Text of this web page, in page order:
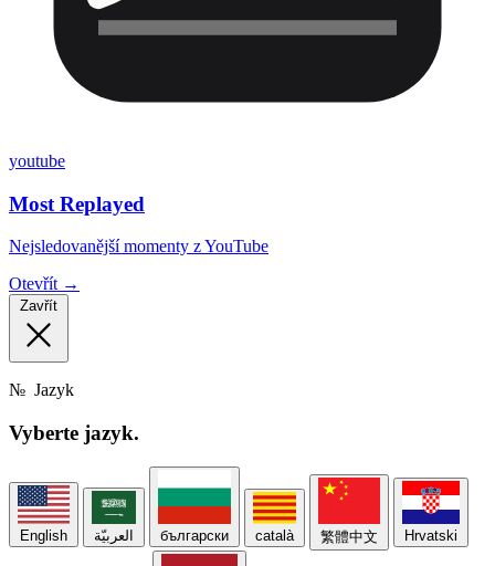
youtube
Most Replayed
Nejsledovanější momenty z YouTube
Otevřít →
Zavřít
№ Jazyk
Vyberte jazyk.
English العربيّة български català 繁體中文 Hrvatski